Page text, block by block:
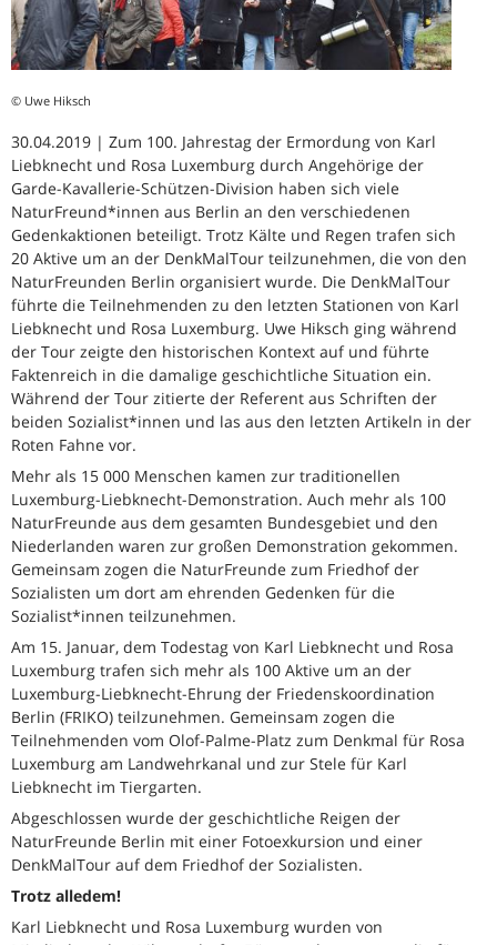
© Uwe Hiksch
30.04.2019 | Zum 100. Jahrestag der Ermordung von Karl
Liebknecht und Rosa Luxemburg durch Angehörige der
Garde-Kavallerie-Schützen-Division haben sich viele
NaturFreund*innen aus Berlin an den verschiedenen
Gedenkaktionen beteiligt. Trotz Kälte und Regen trafen sich
20 Aktive um an der DenkMalTour teilzunehmen, die von den
NaturFreunden Berlin organisiert wurde. Die DenkMalTour
führte die Teilnehmenden zu den letzten Stationen von Karl
Liebknecht und Rosa Luxemburg. Uwe Hiksch ging während
der Tour zeigte den historischen Kontext auf und führte
Faktenreich in die damalige geschichtliche Situation ein.
Während der Tour zitierte der Referent aus Schriften der
beiden Sozialist*innen und las aus den letzten Artikeln in der
Roten Fahne vor.
Mehr als 15 000 Menschen kamen zur traditionellen
Luxemburg-Liebknecht-Demonstration. Auch mehr als 100
NaturFreunde aus dem gesamten Bundesgebiet und den
Niederlanden waren zur großen Demonstration gekommen.
Gemeinsam zogen die NaturFreunde zum Friedhof der
Sozialisten um dort am ehrenden Gedenken für die
Sozialist*innen teilzunehmen.
Am 15. Januar, dem Todestag von Karl Liebknecht und Rosa
Luxemburg trafen sich mehr als 100 Aktive um an der
Luxemburg-Liebknecht-Ehrung der Friedenskoordination
Berlin (FRIKO) teilzunehmen. Gemeinsam zogen die
Teilnehmenden vom Olof-Palme-Platz zum Denkmal für Rosa
Luxemburg am Landwehrkanal und zur Stele für Karl
Liebknecht im Tiergarten.
Abgeschlossen wurde der geschichtliche Reigen der
NaturFreunde Berlin mit einer Fotoexkursion und einer
DenkMalTour auf dem Friedhof der Sozialisten.
Trotz alledem!
Karl Liebknecht und Rosa Luxemburg wurden von